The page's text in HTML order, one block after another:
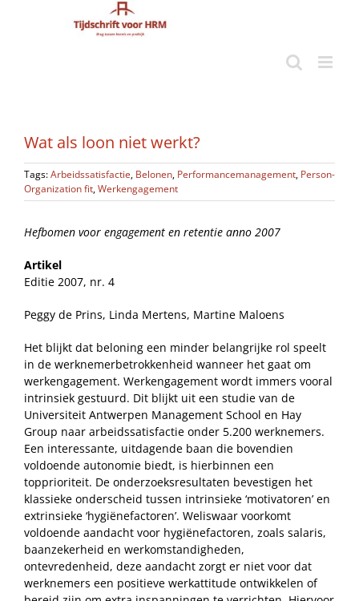
Wat als loon niet werkt?
Tags:Arbeidssatisfactie, Belonen, Performancemanagement, Person-
Organization fit,Werkengagement
Hefbomen voor engagement en retentie anno 2007
Artikel
Editie 2007, nr. 4
Peggy de Prins, Linda Mertens, Martine Maloens
Het blijkt dat beloning een minder belangrijke rol speelt
in de werknemerbetrokkenheid wanneer het gaat om
werkengagement. Werkengagement wordt immers vooral
intrinsiek gestuurd. Dit blijkt uit een studie van de
Universiteit Antwerpen Management School en Hay
Group naar arbeidssatisfactie onder 5.200 werknemers.
Een interessante, uitdagende baan die bovendien
voldoende autonomie biedt, is hierbinnen een
topprioriteit. De onderzoeksresultaten bevestigen het
klassieke onderscheid tussen intrinsieke ‘motivatoren’ en
extrinsieke ‘hygiënefactoren’. Weliswaar voorkomt
voldoende aandacht voor hygiënefactoren, zoals salaris,
baanzekerheid en werkomstandigheden,
ontevredenheid, deze aandacht zorgt er niet voor dat
werknemers een positieve werkattitude ontwikkelen of